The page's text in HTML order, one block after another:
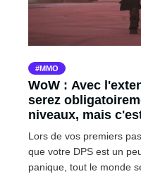
MMO
WoW : Avec
serez
niveaux, mais
Lors de vos premiers
que votre DPS est un
panique, tout le monde